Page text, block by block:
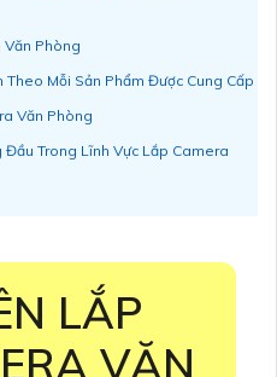
Văn Phòng
Mỗi Sản Phẩm Được Cung Cấp
Văn Phòng
Trong Lĩnh Vực Lắp Camera
LẮP
VĂN